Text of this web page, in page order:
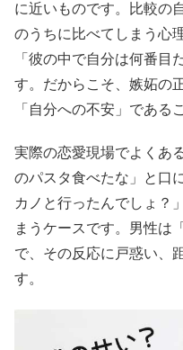
に近いものです。比較の
のうちに比べてしまう心
「彼の中で自分は何番目
す。だからこそ、嫉妬の
「自分への不安」である
実際の恋愛現場でよくあ
のパスタ食べたな」と口
カノと行ったんでしょ？
まうケースです。男性は
で、その反応に戸惑い、
す。